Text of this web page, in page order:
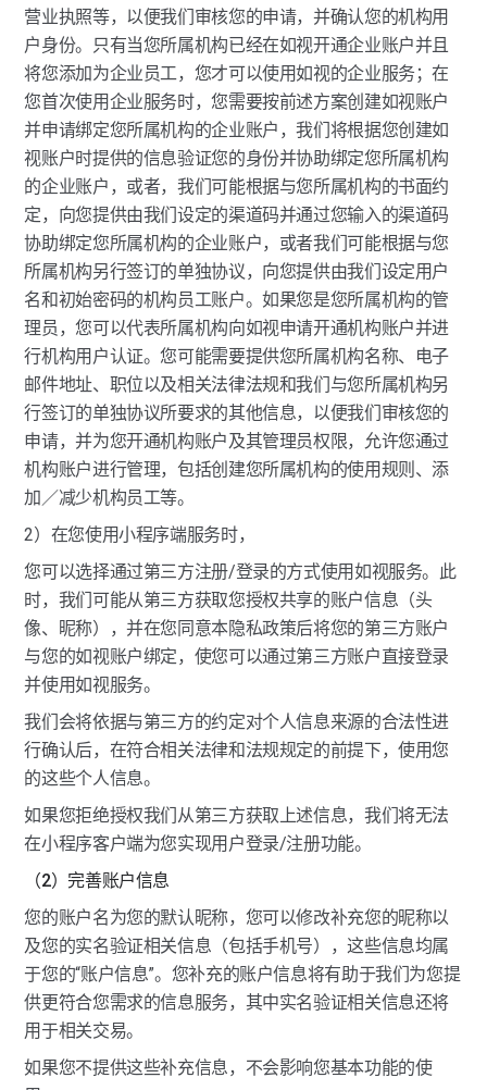
营业执照等，以便我们审核您的申请，并确认您的机构用
户身份。只有当您所属机构已经在如视开通企业账户并且
将您添加为企业员工，您才可以使用如视的企业服务；在
您首次使用企业服务时，您需要按前述方案创建如视账户
并申请绑定您所属机构的企业账户，我们将根据您创建如
视账户时提供的信息验证您的身份并协助绑定您所属机构
的企业账户，或者，我们可能根据与您所属机构的书面约
定，向您提供由我们设定的渠道码并通过您输入的渠道码
协助绑定您所属机构的企业账户，或者我们可能根据与您
所属机构另行签订的单独协议，向您提供由我们设定用户
名和初始密码的机构员工账户。如果您是您所属机构的管
理员，您可以代表所属机构向如视申请开通机构账户并进
行机构用户认证。您可能需要提供您所属机构名称、电子
邮件地址、职位以及相关法律法规和我们与您所属机构另
行签订的单独协议所要求的其他信息，以便我们审核您的
申请，并为您开通机构账户及其管理员权限，允许您通过
机构账户进行管理，包括创建您所属机构的使用规则、添
加／减少机构员工等。
2）在您使用小程序端服务时，
您可以选择通过第三方注册/登录的方式使用如视服务。此
时，我们可能从第三方获取您授权共享的账户信息（头
像、昵称），并在您同意本隐私政策后将您的第三方账户
与您的如视账户绑定，使您可以通过第三方账户直接登录
并使用如视服务。
我们会将依据与第三方的约定对个人信息来源的合法性进
行确认后，在符合相关法律和法规规定的前提下，使用您
的这些个人信息。
如果您拒绝授权我们从第三方获取上述信息，我们将无法
在小程序客户端为您实现用户登录/注册功能。
（2）完善账户信息
您的账户名为您的默认昵称，您可以修改补充您的昵称以
及您的实名验证相关信息（包括手机号），这些信息均属
于您的“账户信息”。您补充的账户信息将有助于我们为您提
供更符合您需求的信息服务，其中实名验证相关信息还将
用于相关交易。
如果您不提供这些补充信息，不会影响您基本功能的使